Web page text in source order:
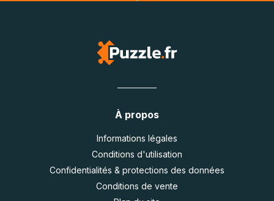
À propos
Informations légales
Conditions d'utilisation
Confidentialités & protections des données
Conditions de vente